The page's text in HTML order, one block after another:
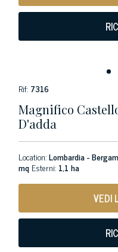
Rif: 7316
Magnifico
D'adda
Location:Lombardia -
mq Esterni: 1,1 ha
VEDI